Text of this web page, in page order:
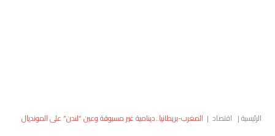
العالم الرئيسية| اقتصاد | المغرب-بريطانيا..دينامية غير مسبوقة وعين “لندن” على المونديال